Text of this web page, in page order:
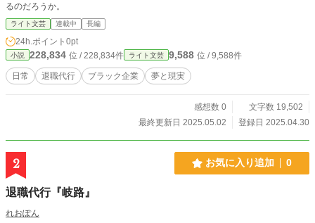
るのだろうか。
ライト文芸 連載中 長編
24h.ポイント 0pt
小説 228,834 位 / 228,834件 ライト文芸 9,588 位 / 9,588件
日常 退職代行 ブラック企業 夢と現実
感想数 0
文字数 19,502
最終更新日 2025.05.02
登録日 2025.04.30
2 お気に入り追加 0
退職代行『岐路』
れおぽん